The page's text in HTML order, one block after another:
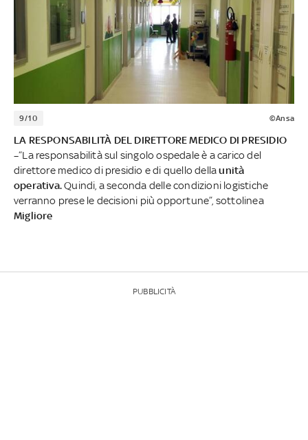
9/10 ©Ansa
LA RESPONSABILITÀ DEL DIRETTORE MEDICO DI PRESIDIO
–“La responsabilità sul singolo ospedale è a carico del
direttore medico di presidio e di quello dellaunità
operativa.Quindi, a seconda delle condizioni logistiche
verranno prese le decisioni più opportune”, sottolinea
Migliore
PUBBLICITÀ